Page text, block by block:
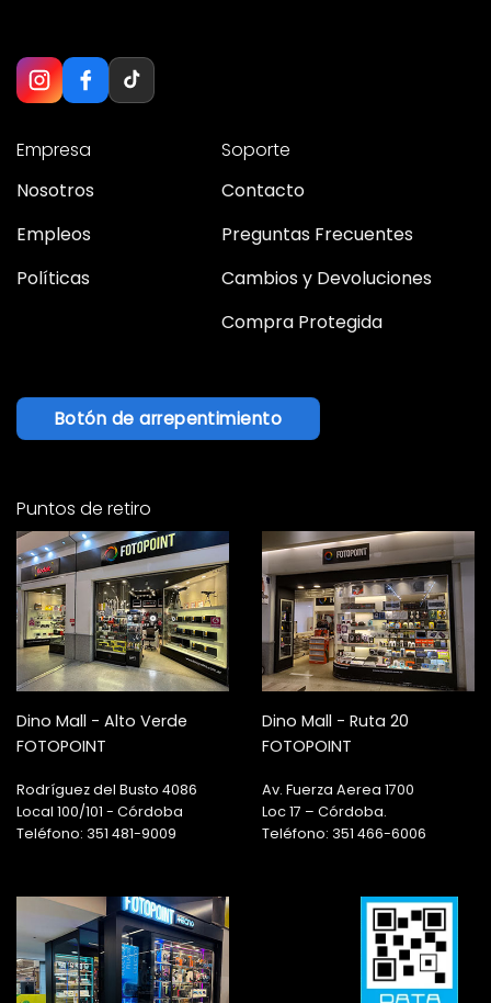
Empresa
Nosotros
Empleos
Políticas
Soporte
Contacto
Preguntas Frecuentes
Cambios y Devoluciones
Compra Protegida
Botón de arrepentimiento
Puntos de retiro
Dino Mall - Alto Verde
FOTOPOINT
Rodríguez del Busto 4086
Local 100/101 - Córdoba
Teléfono: 351 481-9009
Dino Mall - Ruta 20
FOTOPOINT
Av. Fuerza Aerea 1700
Loc 17 – Córdoba.
Teléfono: 351 466-6006